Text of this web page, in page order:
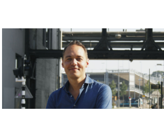
overtuigd ben dat archetypes een
dynamischer en inspirerender hulpmiddel is
dan […]